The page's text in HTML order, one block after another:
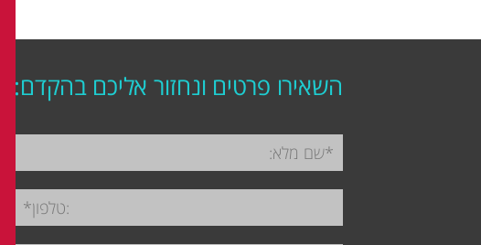
השאירו פרטים ונחזור אליכם בהקדם: